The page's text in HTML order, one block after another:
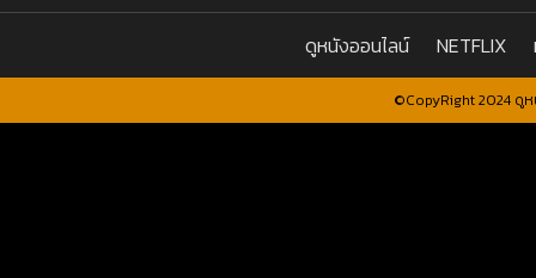
ดูหนังออนไลน์ NETFLIX
©CopyRight 2024 ดู